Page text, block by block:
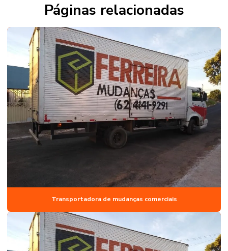
Páginas relacionadas
Transportadora de mudanças comerciais